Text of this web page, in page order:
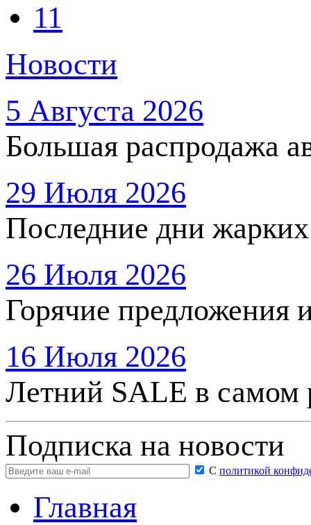
11
Новости
5 Августа 2026
Большая распродажа
29 Июля 2026
Последние дни
26 Июля 2026
Горячие предложения
16 Июля 2026
Летний SALE в самом
Подписка на новости
С политикой
Главная